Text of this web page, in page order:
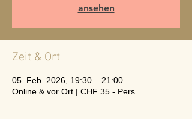
ansehen
Zeit & Ort
05. Feb. 2026, 19:30 – 21:00
Online & vor Ort | CHF 35.- Pers.